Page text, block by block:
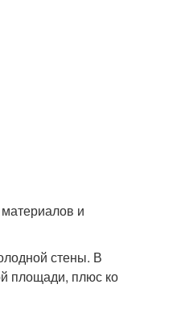
и
стены. В
площади, плюс ко